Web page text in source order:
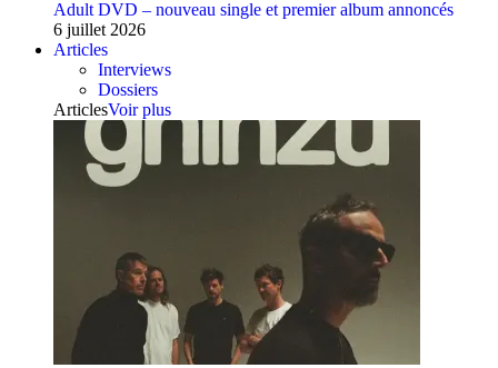
Adult DVD – nouveau single et premier album annoncés
6 juillet 2026
Articles
Interviews
Dossiers
ArticlesVoir plus